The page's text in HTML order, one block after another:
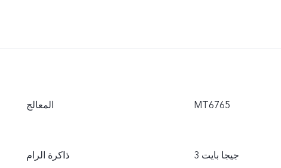
المعالج MT6765
ذاكرة الرام 3 جيجا بايت